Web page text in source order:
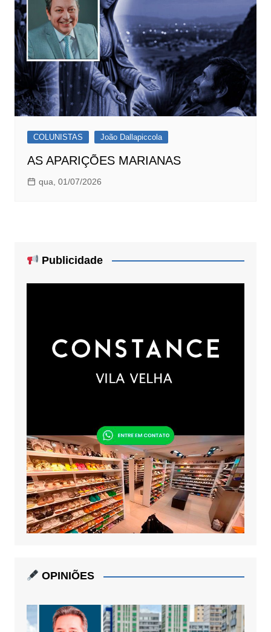
COLUNISTAS João Dallapiccola
AS APARIÇÕES MARIANAS
qua, 01/07/2026
Publicidade
OPINIÕES